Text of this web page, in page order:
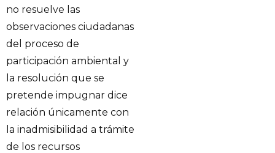
no resuelve las
observaciones ciudadanas
del proceso de
participación ambiental y
la resolución que se
pretende impugnar dice
relación únicamente con
la inadmisibilidad a trámite
de los recursos